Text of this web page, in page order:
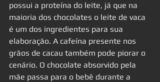
possui a proteína do leite, já que na
maioria dos chocolates o leite de vaca
é um dos ingredientes para sua
elaboração. A cafeína presente nos
grãos de cacau também pode piorar o
cenário. O chocolate absorvido pela
mãe passa para o bebê durante a